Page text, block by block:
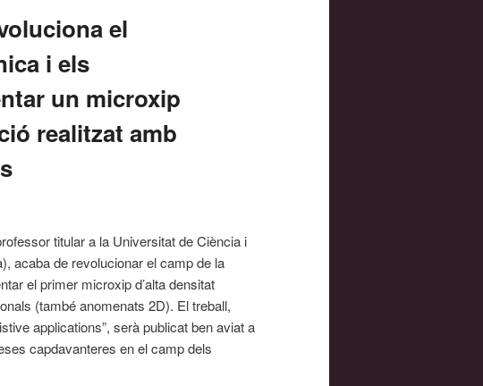
el
i els
un microxip
realitzat amb
titular a la Universitat de Ciència i
acaba de revolucionar el camp de la
el primer microxip d’alta densitat
(també anomenats 2D). El treball,
applications”, serà publicat ben aviat a
capdavanteres en el camp dels